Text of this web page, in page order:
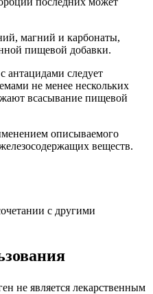
магний и карбонаты,
пищевой добавки.
следует
не менее нескольких
всасывание пищевой
описываемого
веществ.
с другими
не является лекарственным